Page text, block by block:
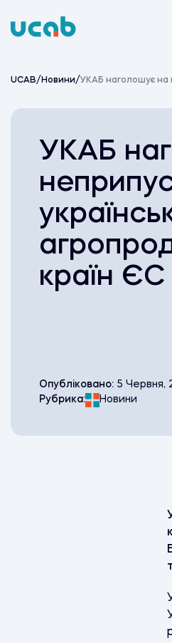
to
UCAB/ Новини/УКАБ наголошує на
УКАБ
країн ЄС
Опубліковано: 5 Червня,
Рубрика:
Новини